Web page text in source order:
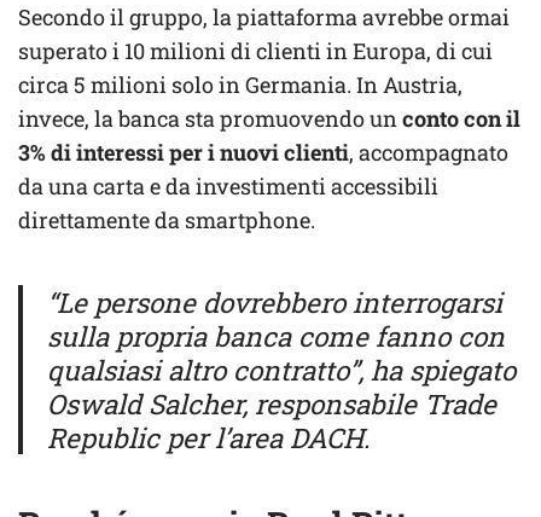
Secondo il gruppo, la piattaforma avrebbe ormai
superato i 10 milioni di clienti in Europa, di cui
circa 5 milioni solo in Germania. In Austria,
invece, la banca sta promuovendo un conto con il
3% di interessi per i nuovi clienti, accompagnato
da una carta e da investimenti accessibili
direttamente da smartphone.
“Le persone dovrebbero interrogarsi
sulla propria banca come fanno con
qualsiasi altro contratto”, ha spiegato
Oswald Salcher, responsabile Trade
Republic per l’area DACH.